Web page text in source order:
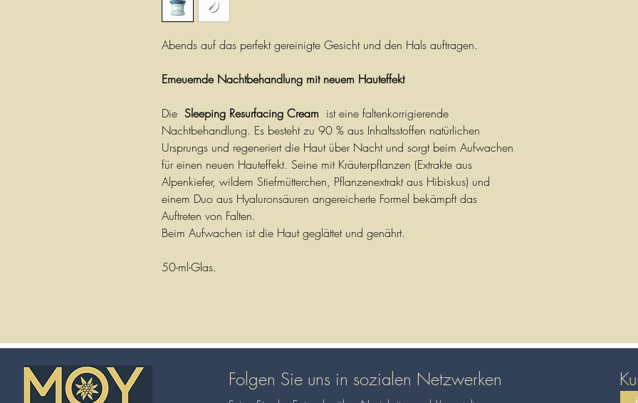
Abends auf das perfekt gereinigte Gesicht und den Hals auftragen.
Erneuernde Nachtbehandlung mit neuem Hauteffekt
Die Sleeping Resurfacing Cream ist eine faltenkorrigierende
Nachtbehandlung. Es besteht zu 90 % aus Inhaltsstoffen natürlichen
Ursprungs und regeneriert die Haut über Nacht und sorgt beim Aufwachen
für einen neuen Hauteffekt. Seine mit Kräuterpflanzen (Extrakte aus
Alpenkiefer, wildem Stiefmütterchen, Pflanzenextrakt aus Hibiskus) und
einem Duo aus Hyaluronsäuren angereicherte Formel bekämpft das
Auftreten von Falten.
Beim Aufwachen ist die Haut geglättet und genährt.
50-ml-Glas.
Folgen Sie uns in sozialen Netzwerken